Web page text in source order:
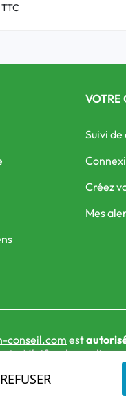
VOTRE
Suivi
Créez
Mes
REFUSER
conseil.comest
Vérifiez-le en